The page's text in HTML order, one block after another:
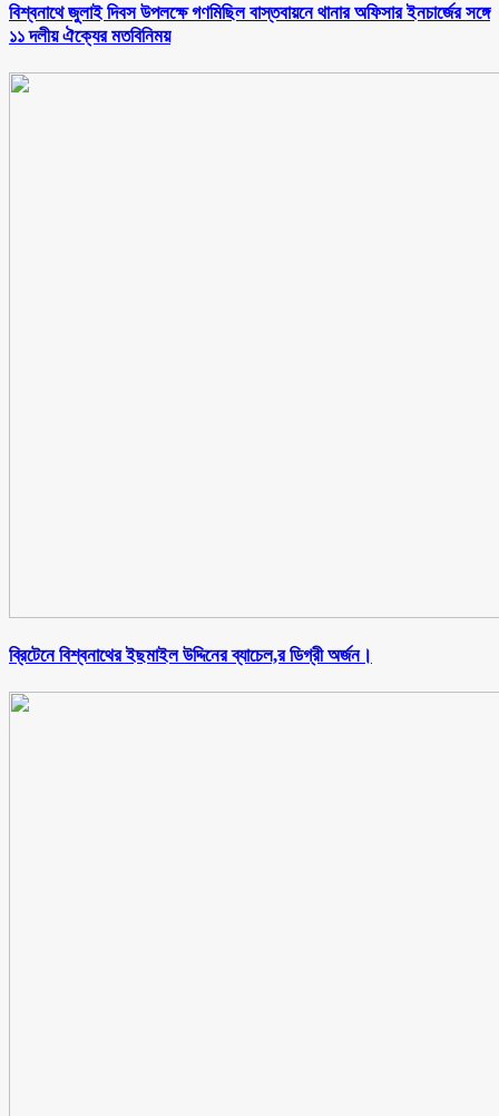
বিশ্বনাথে জুলাই দিবস উপলক্ষে গণমিছিল বাস্তবায়নে থানার অফিসার ইনচার্জের সঙ্গে
১১ দলীয় ঐক্যের মতবিনিময়
ব্রিটেনে বিশ্বনাথের ইছমাইল উদ্দিনের ব্যাচেল,র ডিগ্রী অর্জন।